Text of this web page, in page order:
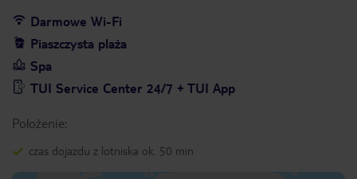
Darmowe Wi-Fi
Piaszczysta plaża
Spa
TUI Service Center 24/7 + TUI App
Położenie:
czas dojazdu z lotniska ok. 50 min